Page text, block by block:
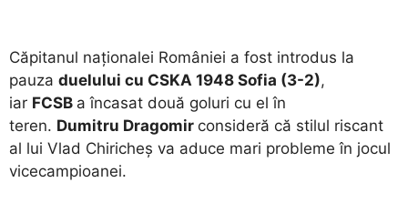
Căpitanul naționalei României a fost introdus la
pauza duelului cu CSKA 1948 Sofia (3-2),
iar FCSB a încasat două goluri cu el în
teren. Dumitru Dragomir consideră că stilul riscant
al lui Vlad Chiricheș va aduce mari probleme în jocul
vicecampioanei.